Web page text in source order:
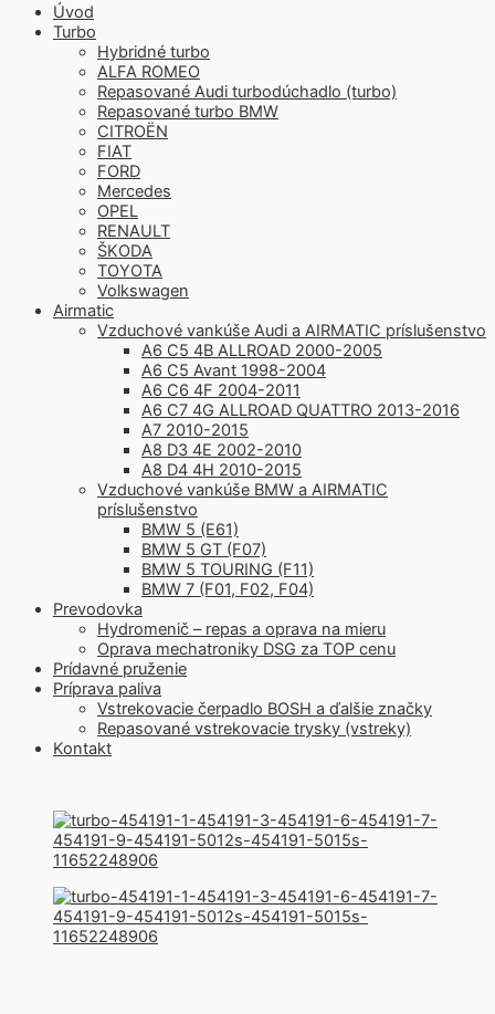
Úvod
Turbo
Hybridné turbo
ALFA ROMEO
Repasované Audi turbodúchadlo (turbo)
Repasované turbo BMW
CITROËN
FIAT
FORD
Mercedes
OPEL
RENAULT
ŠKODA
TOYOTA
Volkswagen
Airmatic
Vzduchové vankúše Audi a AIRMATIC príslušenstvo
A6 C5 4B ALLROAD 2000-2005
A6 C5 Avant 1998-2004
A6 C6 4F 2004-2011
A6 C7 4G ALLROAD QUATTRO 2013-2016
A7 2010-2015
A8 D3 4E 2002-2010
A8 D4 4H 2010-2015
Vzduchové vankúše BMW a AIRMATIC
príslušenstvo
BMW 5 (E61)
BMW 5 GT (F07)
BMW 5 TOURING (F11)
BMW 7 (F01, F02, F04)
Prevodovka
Hydromenič – repas a oprava na mieru
Oprava mechatroniky DSG za TOP cenu
Prídavné pruženie
Príprava paliva
Vstrekovacie čerpadlo BOSH a ďalšie značky
Repasované vstrekovacie trysky (vstreky)
Kontakt